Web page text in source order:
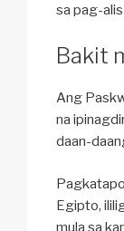
sa pag-
Bakit
Ang
na
daan-
Egipto,
mula sa